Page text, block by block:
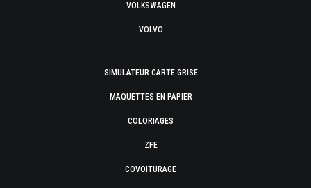
VOLKSWAGEN
VOLVO
SIMULATEUR CARTE GRISE
MAQUETTES EN PAPIER
COLORIAGES
ZFE
COVOITURAGE